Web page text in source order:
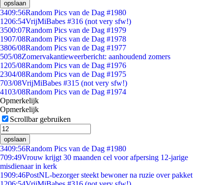
opslaan
3409:56Random Pics van de Dag #1980
1206:54VrijMiBabes #316 (not very sfw!)
3500:07Random Pics van de Dag #1979
1907/08Random Pics van de Dag #1978
3806/08Random Pics van de Dag #1977
505/08Zomervakantieweerbericht: aanhoudend zomers
1205/08Random Pics van de Dag #1976
2304/08Random Pics van de Dag #1975
703/08VrijMiBabes #315 (not very sfw!)
4103/08Random Pics van de Dag #1974
Opmerkelijk
Opmerkelijk
Scrollbar gebruiken
opslaan
3409:56Random Pics van de Dag #1980
709:49Vrouw krijgt 30 maanden cel voor afpersing 12-jarige
misdienaar in kerk
1909:46PostNL-bezorger steekt bewoner na ruzie over pakket